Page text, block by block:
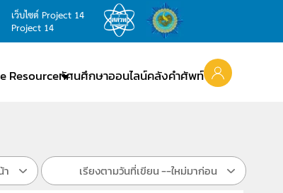
เว็บไซต์ Project 14
Project 14
Resourceทัศนศึกษาออนไลน์คลังคำศัพท์
า เรียงตามวันที่เขียน --ใหม่มาก่อน